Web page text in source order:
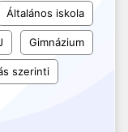
Általános iskola
Gimnázium
szerinti